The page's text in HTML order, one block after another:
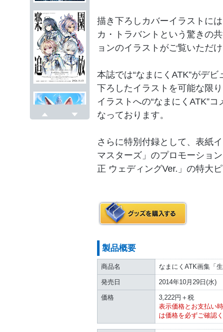
描き下ろしカバーイラストに
カ・トラバントという驚きの
ョンのイラストがご覧いただ
本誌では“なまにくATK”がデ
下ろしたイラストを可能な限
イラストへの“なまにくATK”
なっております。
さらに特別付録として、表紙
マスターズ」のプロモーショ
正 ウェディングVer.」の特大
製品概要
商品名 なまにくATK画集「
発売日 2014年10月29日(水)
価格
3,222円＋税
表示価格とお支払い
は価格を必ずご確認